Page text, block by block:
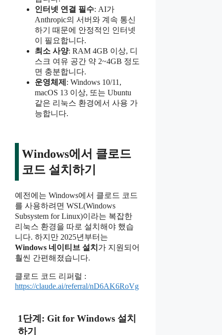
인터넷 연결 필수: AI가
Anthropic의 서버와 계속 통신
하기 때문에 안정적인 인터넷
이 필요합니다.
최소 사양: RAM 4GB 이상, 디
스크 여유 공간 약 2~4GB 정도
면 충분합니다.
운영체제 : Windows 10/11,
macOS 13 이상, 또는 Ubuntu
같은 리눅스 환경에서 사용 가
능합니다.
Windows에서 클로드
코드 설치하기
예전에는 Windows에서 클로드 코드
를 사용하려면 WSL(Windows
Subsystem for Linux)이라는 복잡한
리눅스 환경을 따로 설치해야 했습
니다. 하지만 2025년부터는
Windows 네이티브 설치 가 지원되어
훨씬 간편해졌습니다.
클로드 코드 리퍼럴 :
https://claude.ai/referral/nD6AK6RoVg
1단계: Git for Windows 설치
하기